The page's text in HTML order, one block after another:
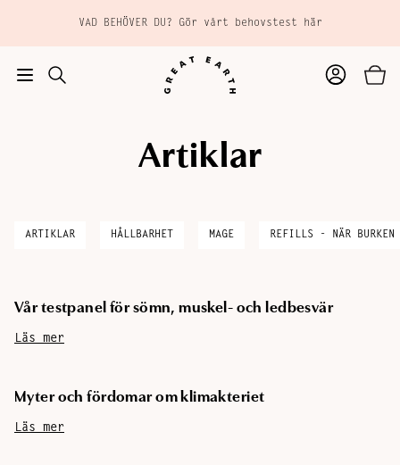
VAD BEHÖVER DU? Gör vårt behovstest här
Tillagd i varukorgen
Artiklar
ARTIKLAR HÅLLBARHET MAGE REFILLS - NÄR BURKEN
Vår testpanel för sömn, muskel- och ledbesvär
Läs mer
Myter och fördomar om klimakteriet
Läs mer